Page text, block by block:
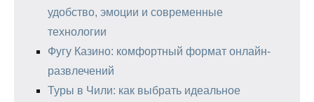
удобство, эмоции и современные
технологии
Фугу Казино: комфортный формат онлайн-
развлечений
Туры в Чили: как выбрать идеальное